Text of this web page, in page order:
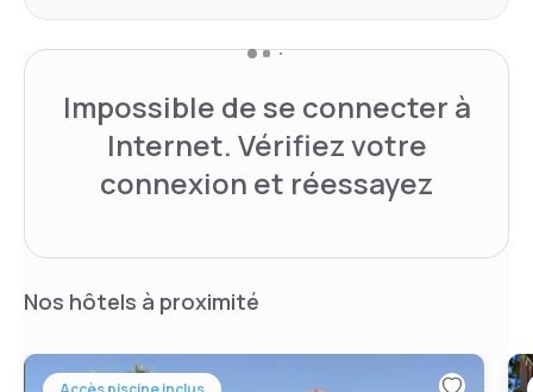
Impossible de se connecter à
Internet. Vérifiez votre
connexion et réessayez
Nos hôtels à proximité